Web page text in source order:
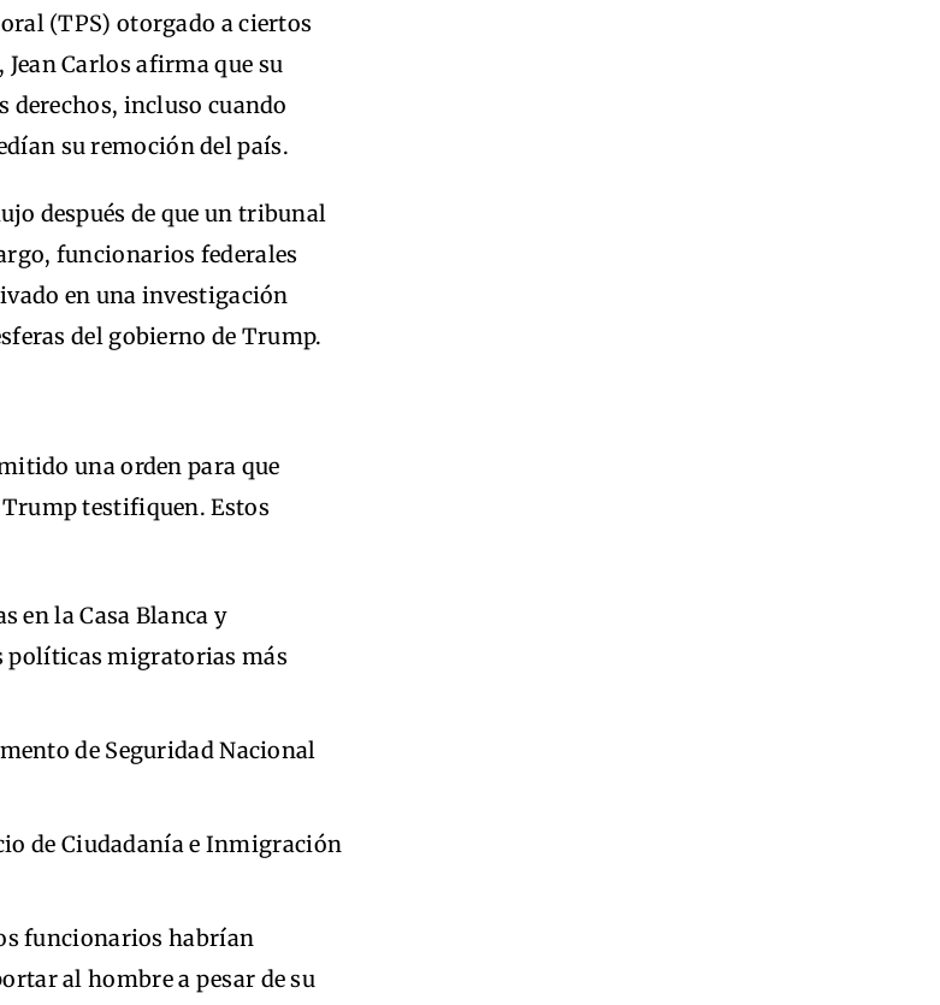
(TPS) otorgado a ciertos
Carlos afirma que su
derechos, incluso cuando
su remoción del país.
después de que un tribunal
funcionarios federales
en una investigación
del gobierno de Trump.
una orden para que
testifiquen. Estos
en la Casa Blanca y
políticas migratorias más
de Seguridad Nacional
de Ciudadanía e Inmigración
funcionarios habrían
al hombre a pesar de su